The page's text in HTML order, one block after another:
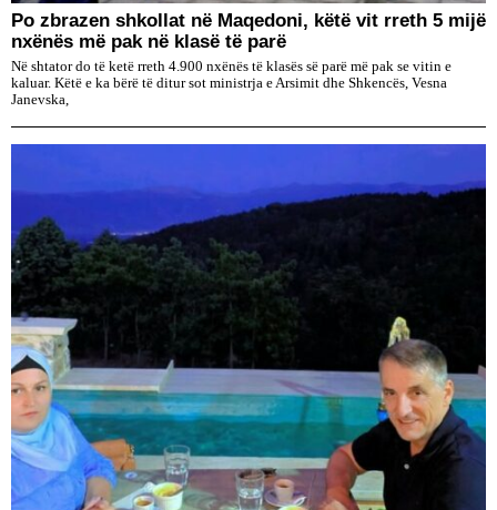
Po zbrazen shkollat në Maqedoni, këtë vit rreth 5 mijë
nxënës më pak në klasë të parë
Në shtator do të ketë rreth 4.900 nxënës të klasës së parë më pak se vitin e
kaluar. Këtë e ka bërë të ditur sot ministrja e Arsimit dhe Shkencës, Vesna
Janevska,